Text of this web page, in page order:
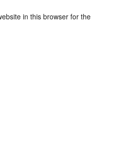
in this browser for the